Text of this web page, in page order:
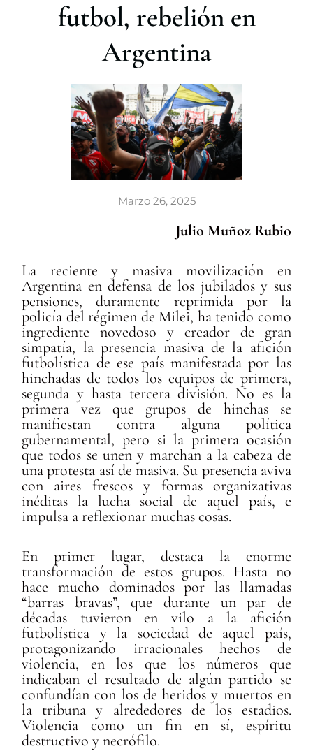
futbol, rebelión en
Argentina
Marzo 26, 2025
Julio Muñoz Rubio
La reciente y masiva movilización en
Argentina en defensa de los jubilados y sus
pensiones, duramente reprimida por la
policía del régimen de Milei, ha tenido como
ingrediente novedoso y creador de gran
simpatía, la presencia masiva de la afición
futbolística de ese país manifestada por las
hinchadas de todos los equipos de primera,
segunda y hasta tercera división. No es la
primera vez que grupos de hinchas se
manifiestan contra alguna política
gubernamental, pero si la primera ocasión
que todos se unen y marchan a la cabeza de
una protesta así de masiva. Su presencia aviva
con aires frescos y formas organizativas
inéditas la lucha social de aquel país, e
impulsa a reflexionar muchas cosas.
En primer lugar, destaca la enorme
transformación de estos grupos. Hasta no
hace mucho dominados por las llamadas
“barras bravas”, que durante un par de
décadas tuvieron en vilo a la afición
futbolística y la sociedad de aquel país,
protagonizando irracionales hechos de
violencia, en los que los números que
indicaban el resultado de algún partido se
confundían con los de heridos y muertos en
la tribuna y alrededores de los estadios.
Violencia como un fin en sí, espíritu
destructivo y necrófilo.